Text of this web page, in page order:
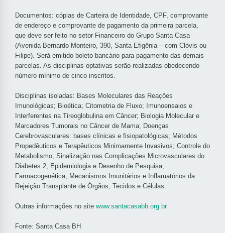
Documentos: cópias de Carteira de Identidade, CPF, comprovante
de endereço e comprovante de pagamento da primeira parcela,
que deve ser feito no setor Financeiro do Grupo Santa Casa
(Avenida Bernardo Monteiro, 390, Santa Efigênia – com Clóvis ou
Filipe). Será emitido boleto bancário para pagamento das demais
parcelas. As disciplinas optativas serão realizadas obedecendo
número mínimo de cinco inscritos.
Disciplinas isoladas: Bases Moleculares das Reações
Imunológicas; Bioética; Citometria de Fluxo; Imunoensaios e
Interferentes na Tireoglobulina em Câncer; Biologia Molecular e
Marcadores Tumorais no Câncer de Mama; Doenças
Cerebrovasculares: bases clínicas e fisiopatológicas; Métodos
Propedêuticos e Terapêuticos Minimamente Invasivos; Controle do
Metabolismo; Sinalização nas Complicações Microvasculares do
Diabetes 2; Epidemiologia e Desenho de Pesquisa;
Farmacogenética; Mecanismos Imunitários e Inflamatórios da
Rejeição Transplante de Órgãos, Tecidos e Células.
Outras informações no site www.santacasabh.org.br
Fonte: Santa Casa BH